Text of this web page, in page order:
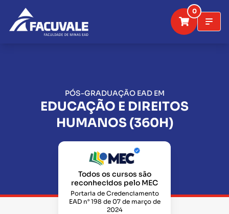
0
PÓS-GRADUAÇÃO EAD EM
EDUCAÇÃO E DIREITOS
HUMANOS (360H)
Todos os cursos são
reconhecidos pelo MEC
Portaria de Credenciamento
EAD n° 198 de 07 de março de
2024